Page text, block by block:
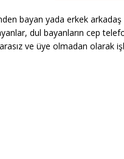
bayan yada erkek
dul bayanların cep
ve üye olmadan olarak